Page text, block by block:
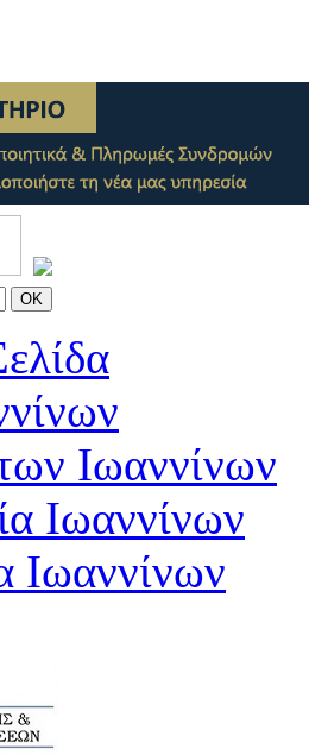
OK
Ιωαννίνων
Ιωαννίνων
Ιωαννίνων